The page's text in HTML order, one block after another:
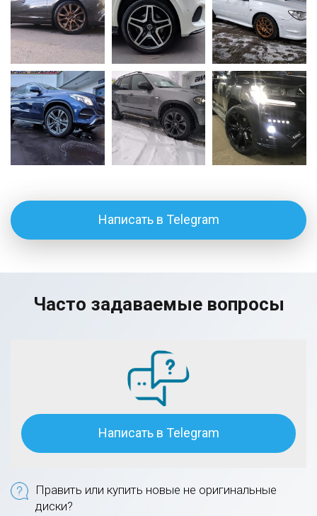
Написать в Telegram
Часто задаваемые вопросы
Написать в Telegram
Править или купить новые не оригинальные
диски?